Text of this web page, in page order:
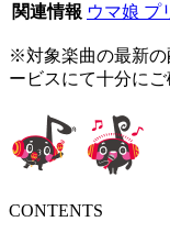
関連情報 ウマ娘 プ
※対象楽曲の最新の
ービスにて十分に
CONTENTS